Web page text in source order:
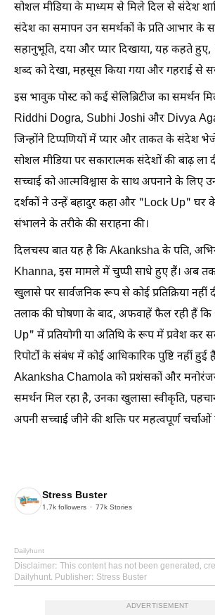
सोशल मीडिया के माध्यम से मिले दिल से संदेश
संदेश का समापन उन समर्थकों के प्रति आभार के
सहानुभूति, दया और प्यार दिखाया, यह कहते हुए,
शब्द को देखा, महसूस किया गया और गहराई से
इस भावुक पोस्ट को कई सेलिब्रिटीज का समर्थन
Riddhi Dogra, Subhi Joshi और Divya
जिन्होंने टिप्पणियों में प्यार और ताकत के संदेश
सोशल मीडिया पर सकारात्मक संदेशों की बाढ़ ला
सच्चाई को आत्मविश्वास के साथ अपनाने के लिए
दर्शकों ने उन्हें बहादुर कहा और "Lock Up" घर
संभालने के तरीके की सराहना की।
दिलचस्प बात यह है कि Akanksha के पति,
Khanna, इस मामले में चुप्पी साधे हुए हैं। अब
खुलासे पर सार्वजनिक रूप से कोई प्रतिक्रिया
तलाक की घोषणा के बाद, अफवाहें फैल रही हैं
Up" में प्रतियोगी या अतिथि के रूप में प्रवेश कर
रिपोर्टों के संबंध में कोई आधिकारिक पुष्टि नहीं
Akanksha Chamola को प्रशंसकों और
समर्थन मिल रहा है, उनका खुलासा स्वीकृति,
अपनी सच्चाई जीने की शक्ति पर महत्वपूर्ण
Stress Buster
1.7k followers 77k Stories
Dailyhunt
Disclaimer: This content has not been generated,
Dailyhunt. Publisher: Stress Buster
ADVERTISEMENT